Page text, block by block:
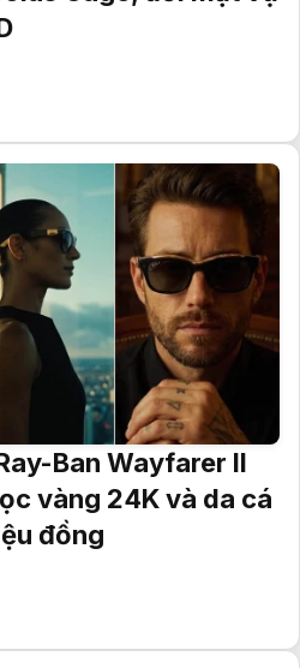
Ban Wayfarer II
vàng 24K và da cá
đồng